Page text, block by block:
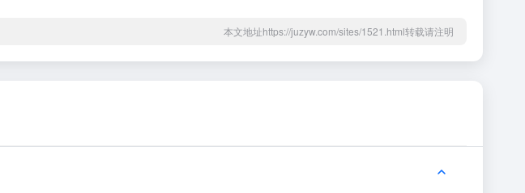
本文地址https://juzyw.com/sites/1521.html转载请注明